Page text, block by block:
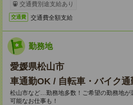
交通費別途支給あり
交通費 交通費全額支給
勤務地
愛媛県松山市
車通勤OK / 自転車・バイク通
松山市など…勤務地多数！ご希望の勤務地
可能なお仕事も！